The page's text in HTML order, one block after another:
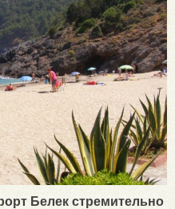
Белек стремительно